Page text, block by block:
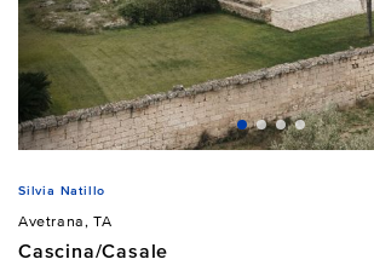
Silvia Natillo
Avetrana, TA
Cascina/Casale